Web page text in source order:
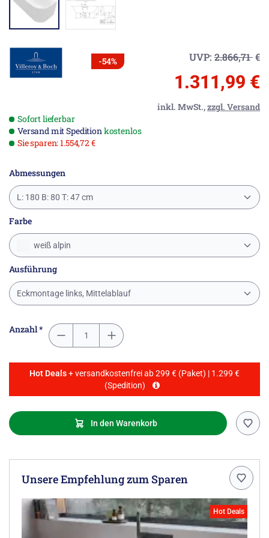
-54% UVP: 2.866,71€
1.311,99 €
inkl. MwSt.,zzgl. Versand
Sofort lieferbar
Versand mit Speditionkostenlos
Sie sparen: 1.554,72 €
Abmessungen
L: 180 B: 80 T: 47 cm
Farbe
weiß alpin
Ausführung
Eckmontage links, Mittelablauf
Anzahl *
Hot Deals+ versandkostenfrei ab 299 € (Paket) | 1.299 €
(Spedition)
In den Warenkorb
Unsere Empfehlung zum Sparen
Hot Deals